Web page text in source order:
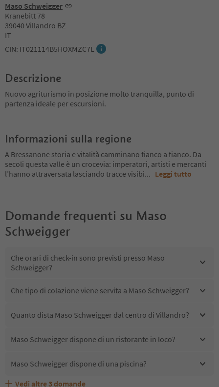
Maso Schweigger
Kranebitt 78
39040 Villandro BZ
IT
CIN: IT021114B5HOXMZC7L
Descrizione
Nuovo agriturismo in posizione molto tranquilla, punto di
partenza ideale per escursioni.
Informazioni sulla regione
A Bressanone storia e vitalità camminano fianco a fianco. Da
secoli questa valle è un crocevia: imperatori, artisti e mercanti
l’hanno attraversata lasciando tracce visibi... Leggi tutto
Domande frequenti su Maso
Schweigger
Che orari di check-in sono previsti presso Maso
Schweigger?
Che tipo di colazione viene servita a Maso Schweigger?
Quanto dista Maso Schweigger dal centro di Villandro?
Maso Schweigger dispone di un ristorante in loco?
Maso Schweigger dispone di una piscina?
Vedi altre 3 domande